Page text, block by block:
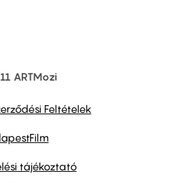
ARTMozi
Feltételek
tájékoztató